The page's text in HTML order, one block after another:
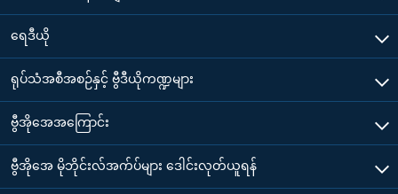
ရေဒီယို
ရုပ်သံအစီအစဉ်နှင့် ဗွီဒီယိုကဏ္ဍများ
ဗွီအိုအေအကြောင်း
ဗွီအိုအေ မိုဘိုင်းလ်အက်ပ်များ ဒေါင်းလုတ်ယူရန်